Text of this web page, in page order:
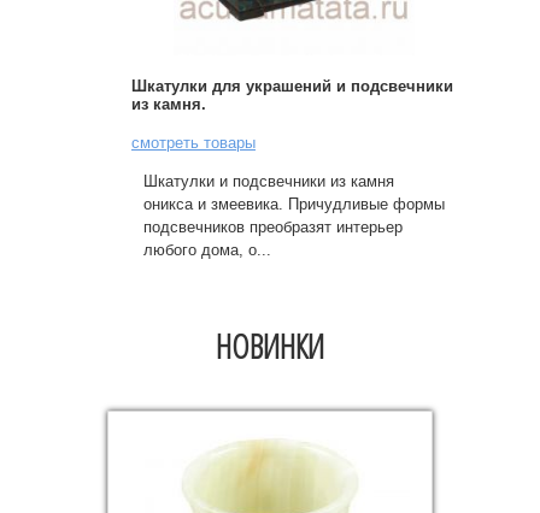
Шкатулки для украшений и подсвечники
из камня.
смотреть товары
Шкатулки и подсвечники из камня
оникса и змеевика. Причудливые формы
подсвечников преобразят интерьер
любого дома, о...
НОВИНКИ